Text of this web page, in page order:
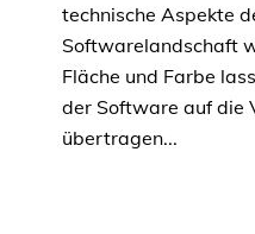
technische Aspekte
Softwarelandschaft
Fläche und Farbe
der Software auf die
übertragen...